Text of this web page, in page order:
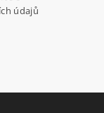
údajů